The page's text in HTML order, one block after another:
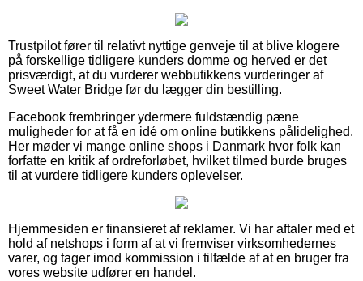
Trustpilot fører til relativt nyttige genveje til at blive klogere
på forskellige tidligere kunders domme og herved er det
prisværdigt, at du vurderer webbutikkens vurderinger af
Sweet Water Bridge før du lægger din bestilling.
Facebook frembringer ydermere fuldstændig pæne
muligheder for at få en idé om online butikkens pålidelighed.
Her møder vi mange online shops i Danmark hvor folk kan
forfatte en kritik af ordreforløbet, hvilket tilmed burde bruges
til at vurdere tidligere kunders oplevelser.
Hjemmesiden er finansieret af reklamer. Vi har aftaler med et
hold af netshops i form af at vi fremviser virksomhedernes
varer, og tager imod kommission i tilfælde af at en bruger fra
vores website udfører en handel.